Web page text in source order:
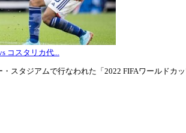
コスタリカ代...
スタジアムで行なわれた「2022 FIFAワールドカ